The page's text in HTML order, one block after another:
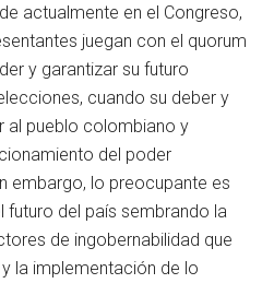
actualmente en el Congreso,
juegan con el quorum
y garantizar su futuro
cuando su deber y
al pueblo colombiano y
del poder
embargo, lo preocupante es
del país sembrando la
de ingobernabilidad que
la implementación de lo